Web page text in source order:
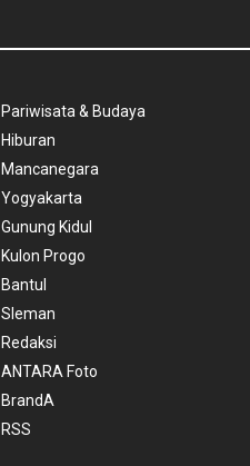
Pariwisata & Budaya
Hiburan
Mancanegara
Yogyakarta
Gunung Kidul
Kulon Progo
Bantul
Sleman
Redaksi
ANTARA Foto
BrandA
RSS